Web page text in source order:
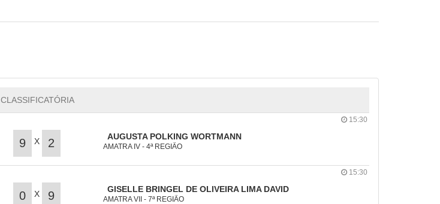
CLASSIFICATÓRIA
9 X 2
AUGUSTA POLKING WORTMANN
AMATRA IV - 4ª REGIÃO
15:30
0 X 9
GISELLE BRINGEL DE OLIVEIRA LIMA DAVID
AMATRA VII - 7ª REGIÃO
15:30